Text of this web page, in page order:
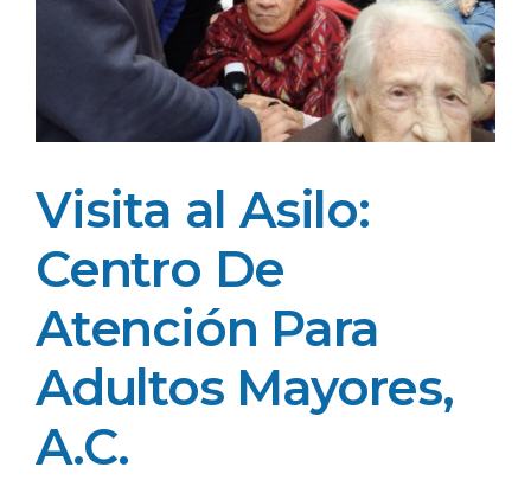
Visita al Asilo:
Centro De
Atención Para
Adultos Mayores,
A.C.